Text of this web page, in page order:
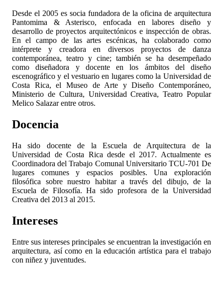
Desde el 2005 es socia fundadora de la oficina de arquitectura
Pantomima & Asterisco, enfocada en labores diseño y
desarrollo de proyectos arquitectónicos e inspección de obras.
En el campo de las artes escénicas, ha colaborado como
intérprete y creadora en diversos proyectos de danza
contemporánea, teatro y cine; también se ha desempeñado
como diseñadora y docente en los ámbitos del diseño
escenográfico y el vestuario en lugares como la Universidad de
Costa Rica, el Museo de Arte y Diseño Contemporáneo,
Ministerio de Cultura, Universidad Creativa, Teatro Popular
Melico Salazar entre otros.
Docencia
Ha sido docente de la Escuela de Arquitectura de la
Universidad de Costa Rica desde el 2017. Actualmente es
Coordinadora del Trabajo Comunal Universitario TCU-701 De
lugares comunes y espacios posibles. Una exploración
filosófica sobre nuestro habitar a través del dibujo, de la
Escuela de Filosofía. Ha sido profesora de la Universidad
Creativa del 2013 al 2015.
Intereses
Entre sus intereses principales se encuentran la investigación en
arquitectura, así como en la educación artística para el trabajo
con niñez y juventudes.